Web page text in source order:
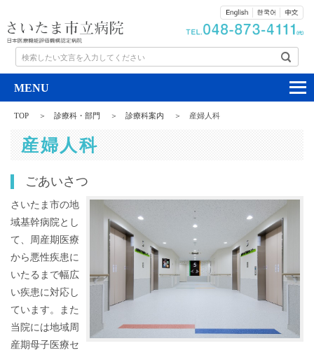
検索したい文言を入力してください
TOP 診療科・部門 診療科案内 産婦人科
産婦人科
ごあいさつ
さいたま市の地
域基幹病院とし
て、周産期医療
から悪性疾患に
いたるまで幅広
い疾患に対応し
ています。また
当院には地域周
産期母子医療セ